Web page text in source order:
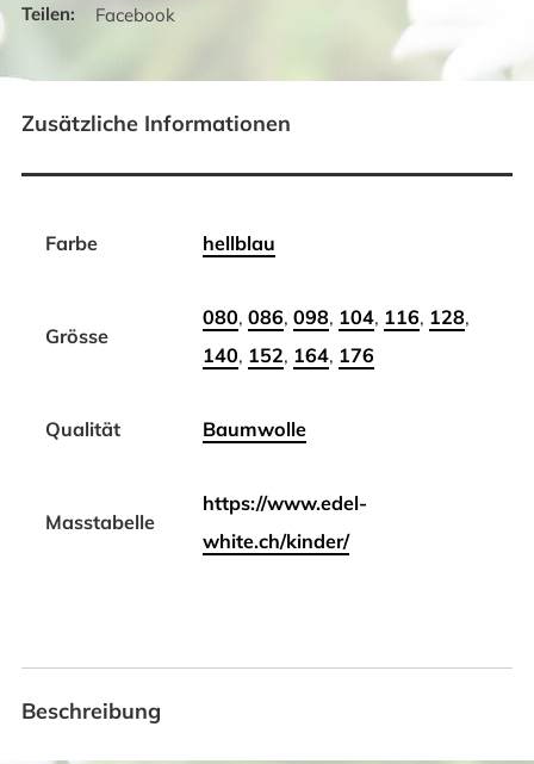
Facebook
Zusätzliche Informationen
Farbe hellblau
Grösse
080, 086, 098, 104, 116, 128,
140, 152, 164, 176
Qualität Baumwolle
Masstabelle
https://www.edel-
white.ch/kinder/
Beschreibung